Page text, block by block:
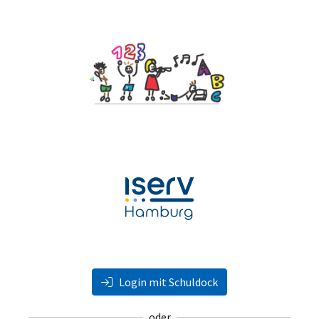
Login mit Schuldock